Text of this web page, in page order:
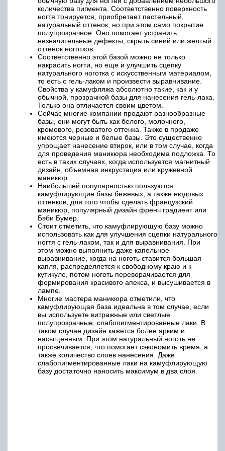
количества пигмента. Соответственно поверхность
ногтя тонируется, приобретает пастельный,
натуральный оттенок, но при этом само покрытие
полупрозрачное. Оно помогает устранить
незначительные дефекты, скрыть синий или желтый
оттенок ноготков.
Соответственно этой базой можно не только
накрасить ногти, но еще и улучшить сцепку
натурального ноготка с искусственным материалом,
то есть с гель-лаком и произвести выравнивание.
Свойства у камуфляжа абсолютно такие, как и у
обычной, прозрачной базы для нанесения гель-лака.
Только она отличается своим цветом.
Сейчас многие компании продают разнообразные
базы, они могут быть как белого, молочного,
кремового, розоватого оттенка. Также в продаже
имеются черные и белые базы. Это существенно
упрощает нанесение втирок, или в том случае, когда
для проведения маникюра необходима подложка. То
есть в таких случаях, когда используется магнитный
дизайн, объемная инкрустация или кружевной
маникюр.
Наибольшей популярностью пользуются
камуфлирующие базы бежевых, а также нюдовых
оттенков, для того чтобы сделать французский
маникюр, популярный дизайн френч градиент или
Бэби Бумер.
Стоит отметить, что камуфлирующую базу можно
использовать как для улучшения сцепки натурального
ногтя с гель-лаком, так и для выравнивания. При
этом можно выполнить даже капельное
выравнивание, когда на ноготь ставится большая
капля, распределяется к свободному краю и к
кутикуле, потом ноготь переворачивается для
формирования красивого апекса, и высушивается в
лампе.
Многие мастера маникюра отметили, что
камуфлирующая база идеальна в том случае, если
вы используете витражные или светлые
полупрозрачные, слабопигментированные лаки. В
таком случае дизайн кажется более ярким и
насыщенным. При этом натуральный ноготь не
просвечивается, что помогает сэкономить время, а
также количество слоев нанесения. Даже
слабопигментированные лаки на камуфлирующую
базу достаточно наносить максимум в два слоя.